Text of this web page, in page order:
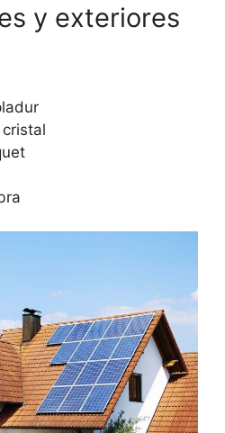
y exteriores